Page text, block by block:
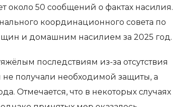
около 50 сообщений о фактах насилия.
координационного совета по
и домашним насилием за 2025 год.
последствиям из-за отсутствия
получали необходимой защиты, а
Отмечается, что в некоторых случаях